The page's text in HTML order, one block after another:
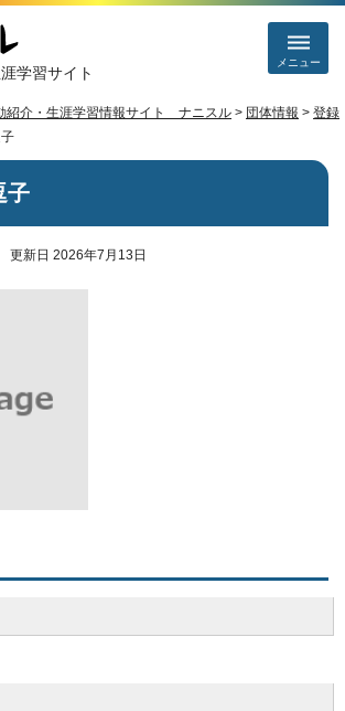
学習サイト
メニュー
紹介・生涯学習情報サイト ナニスル > 団体情報 > 登録
子
更新日 2026年7月13日